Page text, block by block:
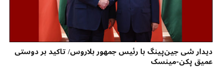
دیدار شی جین‌پینگ با رئیس جمهور بلاروس/ تاکید بر دوستی
عمیق پکن-مینسک